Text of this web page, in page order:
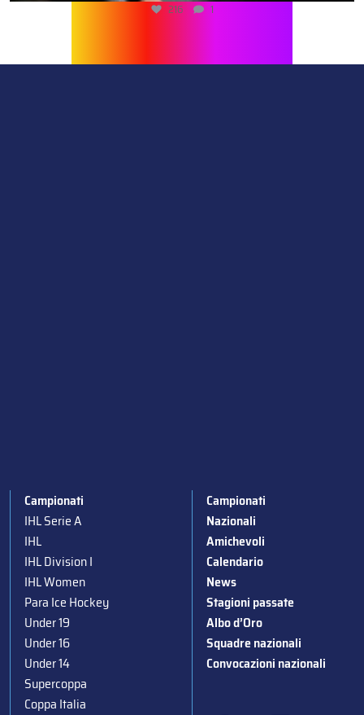
216 1
Campionati
IHL Serie A
IHL
IHL Division I
IHL Women
Para Ice Hockey
Under 19
Under 16
Under 14
Supercoppa
Coppa Italia
Campionati
Nazionali
Amichevoli
Calendario
News
Stagioni passate
Albo d’Oro
Squadre nazionali
Convocazioni nazionali